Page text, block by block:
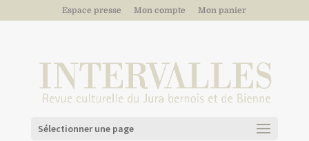
Espace presse Mon compte Mon panier
Sélectionner une page